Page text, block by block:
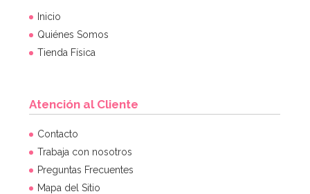
Guirnalda Navidad Merry Christmas 3,60 m
Inicio
Quiénes Somos
Tienda Física
Atención al Cliente
Contacto
Trabaja con nosotros
Preguntas Frecuentes
Mapa del Sitio